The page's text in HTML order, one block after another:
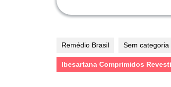
Remédio Brasil Sem categoria
Ibesartana Comprimidos